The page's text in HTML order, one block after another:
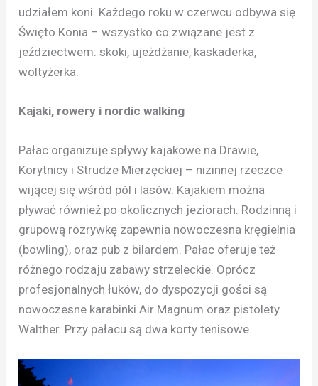
udziałem koni. Każdego roku w czerwcu odbywa się
Święto Konia – wszystko co związane jest z
jeździectwem: skoki, ujeżdżanie, kaskaderka,
woltyżerka.
Kajaki, rowery i nordic walking
Pałac organizuje spływy kajakowe na Drawie,
Korytnicy i Strudze Mierzęckiej – nizinnej rzeczce
wijącej się wśród pól i lasów. Kajakiem można
pływać również po okolicznych jeziorach. Rodzinną i
grupową rozrywkę zapewnia nowoczesna kręgielnia
(bowling), oraz pub z bilardem. Pałac oferuje też
różnego rodzaju zabawy strzeleckie. Oprócz
profesjonalnych łuków, do dyspozycji gości są
nowoczesne karabinki Air Magnum oraz pistolety
Walther. Przy pałacu są dwa korty tenisowe.